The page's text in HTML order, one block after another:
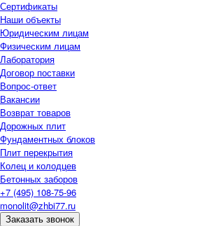
Сертификаты
Наши объекты
Юридическим лицам
Физическим лицам
Лаборатория
Договор поставки
Вопрос-ответ
Вакансии
Возврат товаров
Дорожных плит
Фундаментных блоков
Плит перекрытия
Колец и колодцев
Бетонных заборов
+7 (495) 108-75-96
monolit@zhbi77.ru
Заказать звонок